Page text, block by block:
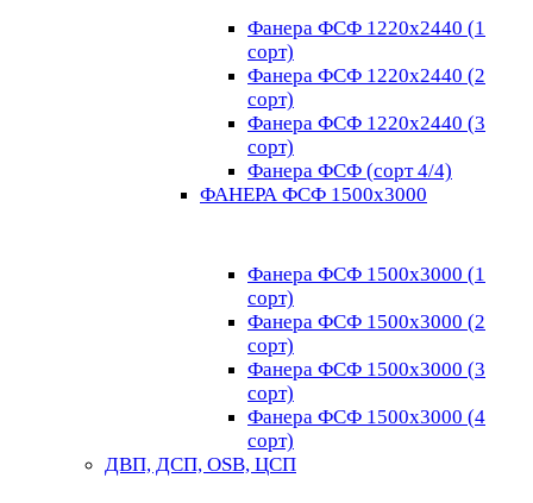
Фанера ФСФ 1220х2440 (1
сорт)
Фанера ФСФ 1220х2440 (2
сорт)
Фанера ФСФ 1220х2440 (3
сорт)
Фанера ФСФ (сорт 4/4)
ФАНЕРА ФСФ 1500х3000
Фанера ФСФ 1500х3000 (1
сорт)
Фанера ФСФ 1500х3000 (2
сорт)
Фанера ФСФ 1500х3000 (3
сорт)
Фанера ФСФ 1500х3000 (4
сорт)
ДВП, ДСП, OSB, ЦСП